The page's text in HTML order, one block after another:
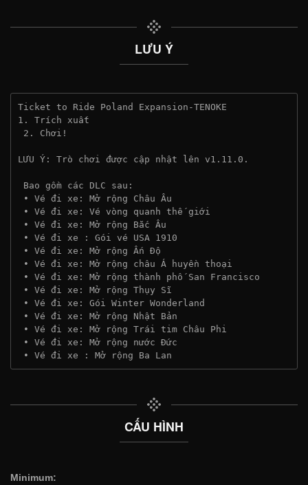
LƯU Ý
Ticket to Ride Poland Expansion-TENOKE
1. Trích xuất
2. Chơi!
LƯU Ý: Trò chơi được cập nhật lên v1.11.0.
Bao gồm các DLC sau:
• Vé đi xe: Mở rộng Châu Âu
• Vé đi xe: Vé vòng quanh thế giới
• Vé đi xe: Mở rộng Bắc Âu
• Vé đi xe : Gói vé USA 1910
• Vé đi xe: Mở rộng Ấn Độ
• Vé đi xe: Mở rộng châu Á huyền thoại
• Vé đi xe: Mở rộng thành phố San Francisco
• Vé đi xe: Mở rộng Thụy Sĩ
• Vé đi xe: Gói Winter Wonderland
• Vé đi xe: Mở rộng Nhật Bản
• Vé đi xe: Mở rộng Trái tim Châu Phi
• Vé đi xe: Mở rộng nước Đức
• Vé đi xe : Mở rộng Ba Lan
CẤU HÌNH
Minimum: